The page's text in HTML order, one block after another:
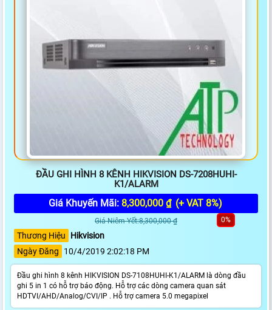
ĐẦU GHI HÌNH 8 KÊNH HIKVISION DS-7208HUHI-
K1/ALARM
Giá Khuyến Mãi: 8,300,000 ₫ (+ VAT 8%)
Giá Niêm Yết:8,300,000 ₫ 0%
Thương Hiệu
Hikvision
Ngày Đăng
10/4/2019 2:02:18 PM
Đầu ghi hình 8 kênh HIKVISION DS-7108HUHI-K1/ALARM là dòng đầu
ghi 5 in 1 có hỗ trợ báo động. Hỗ trợ các dòng camera quan sát
HDTVI/AHD/Analog/CVI/IP . Hỗ trợ camera 5.0 megapixel